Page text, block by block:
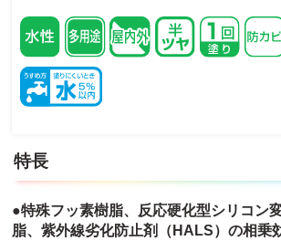
特長
●特殊フッ素樹脂、反応硬化型シリコン
脂、紫外線劣化防止剤（HALS）の相乗